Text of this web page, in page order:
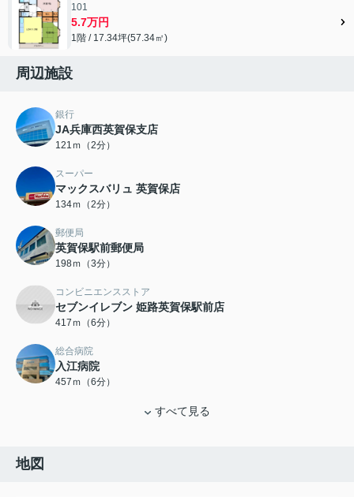
101
5.7万円
1階 / 17.34坪(57.34㎡)
周辺施設
銀行
JA兵庫西英賀保支店
121ｍ（2分）
スーパー
マックスバリュ 英賀保店
134ｍ（2分）
郵便局
英賀保駅前郵便局
198ｍ（3分）
コンビニエンスストア
セブンイレブン 姫路英賀保駅前店
417ｍ（6分）
総合病院
入江病院
457ｍ（6分）
すべて見る
地図